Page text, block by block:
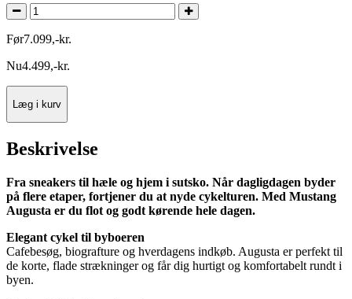
Før7.099,-kr.
Nu4.499,-kr.
Læg i kurv
Beskrivelse
Fra sneakers til hæle og hjem i sutsko. Når dagligdagen byder
på flere etaper, fortjener du at nyde cykelturen. Med Mustang
Augusta er du flot og godt kørende hele dagen.
Elegant cykel til byboeren
Cafebesøg, biografture og hverdagens indkøb. Augusta er perfekt til
de korte, flade strækninger og får dig hurtigt og komfortabelt rundt i
byen.